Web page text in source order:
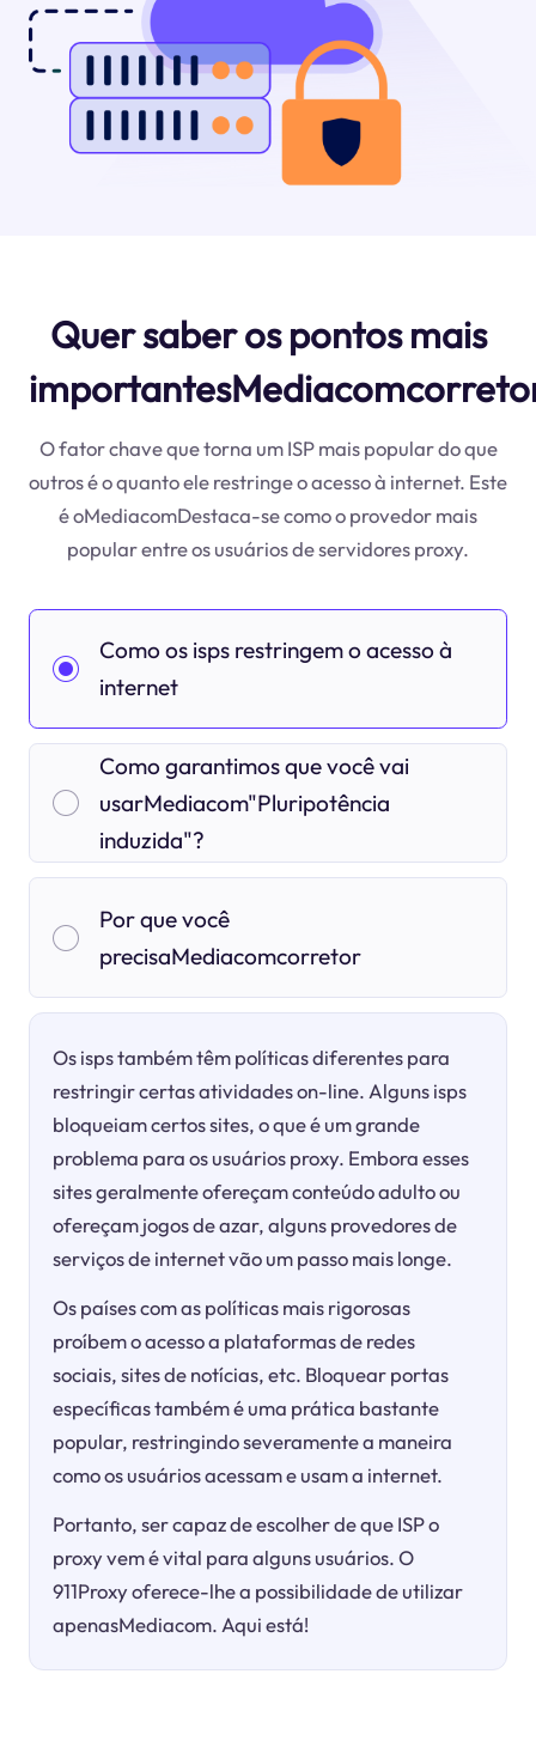
Quer saber os pontos mais
O fator chave que torna um ISP mais popular do que
outros é o quanto ele restringe o acesso à internet. Este
é oMediacomDestaca-se como o provedor mais
popular entre os usuários de servidores proxy.
Como os isps restringem o acesso à
internet
Como garantimos que você vai
usarMediacom"Pluripotência
induzida"?
Por que você
precisaMediacomcorretor
Os isps também têm políticas diferentes para
restringir certas atividades on-line. Alguns isps
bloqueiam certos sites, o que é um grande
problema para os usuários proxy. Embora esses
sites geralmente ofereçam conteúdo adulto ou
ofereçam jogos de azar, alguns provedores de
serviços de internet vão um passo mais longe.
Os países com as políticas mais rigorosas
proíbem o acesso a plataformas de redes
sociais, sites de notícias, etc. Bloquear portas
específicas também é uma prática bastante
popular, restringindo severamente a maneira
como os usuários acessam e usam a internet.
Portanto, ser capaz de escolher de que ISP o
proxy vem é vital para alguns usuários. O
911Proxy oferece-lhe a possibilidade de utilizar
apenasMediacom. Aqui está!